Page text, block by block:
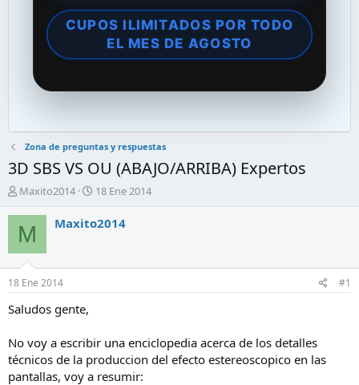
CUPOS ILIMITADOS POR TODO
EL MES DE AGOSTO
Zona de preguntas y respuestas
3D SBS VS OU (ABAJO/ARRIBA) Expertos
A
t
o
d
e
l
t
a
Maxito2014
F
c
i
i
o
18 Ene 2014
M Maxito2014
18 Ene 2014 #1
Saludos gente,
No voy a escribir una enciclopedia acerca de los detalles
técnicos de la produccion del efecto estereoscopico en las
pantallas, voy a resumir: